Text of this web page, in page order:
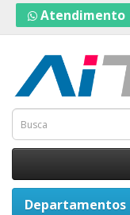
Atendimento
Departamentos